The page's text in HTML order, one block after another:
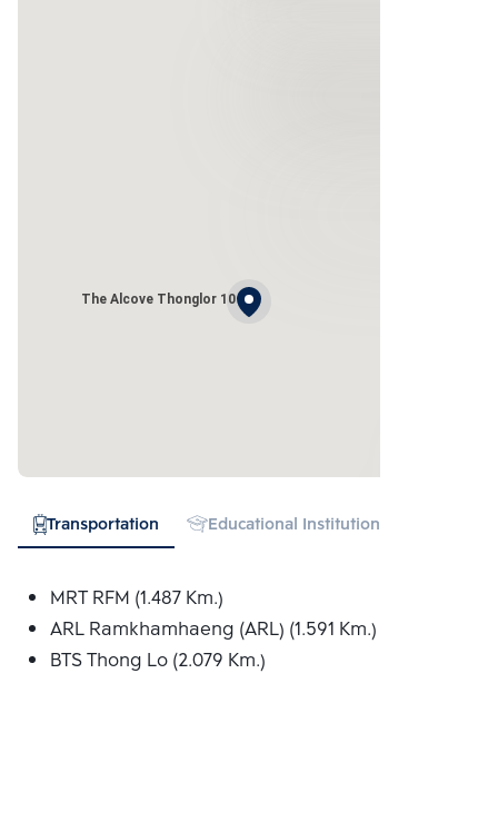
The Alcove Thonglor 10
Transportation Educational Institution
MRT RFM (1.487 Km.)
ARL Ramkhamhaeng (ARL) (1.591 Km.)
BTS Thong Lo (2.079 Km.)